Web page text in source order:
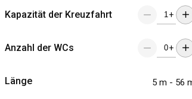
Kapazität der Kreuzfahrt +
Anzahl der WCs +
Länge 5 m - 56